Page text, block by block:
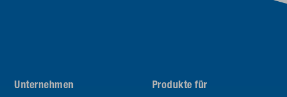
Unternehmen Produkte für